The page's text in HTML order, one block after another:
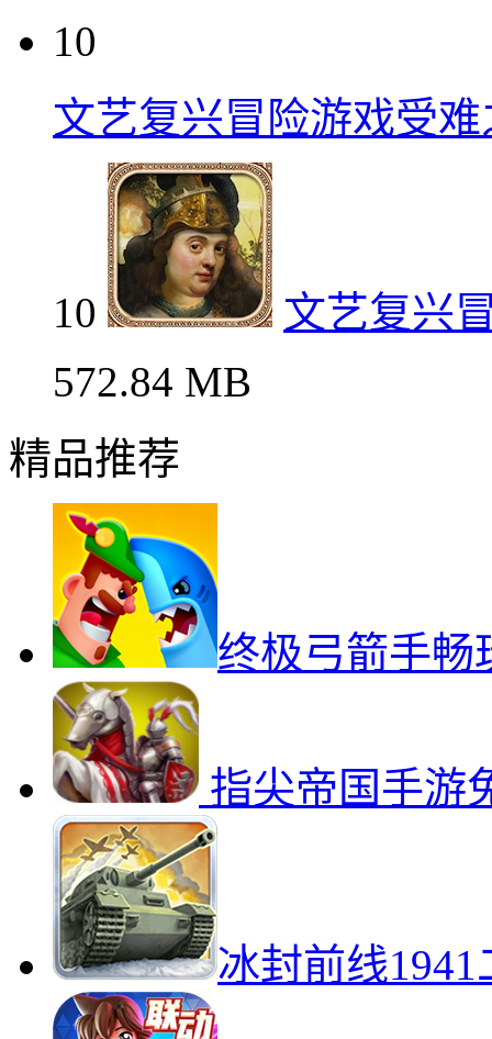
10
文艺复兴冒险游戏受
10
文艺复兴
572.84 MB
精品推荐
终极弓箭手畅
指尖帝国手游
冰封前线